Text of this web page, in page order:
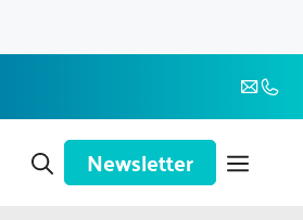
Newsletter